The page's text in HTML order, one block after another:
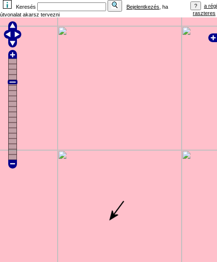
Keresés Bejelentkezés , ha
útvonalat akarsz tervezni
a régi
raszteres